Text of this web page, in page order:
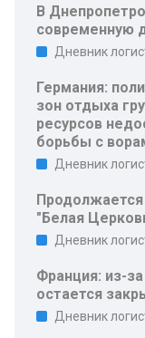
В
современную
Дневник
Германия:
зон отдыха
ресурсов
борьбы с
Дневник
"Белая
Дневник
Франция: из-
остается
Дневник